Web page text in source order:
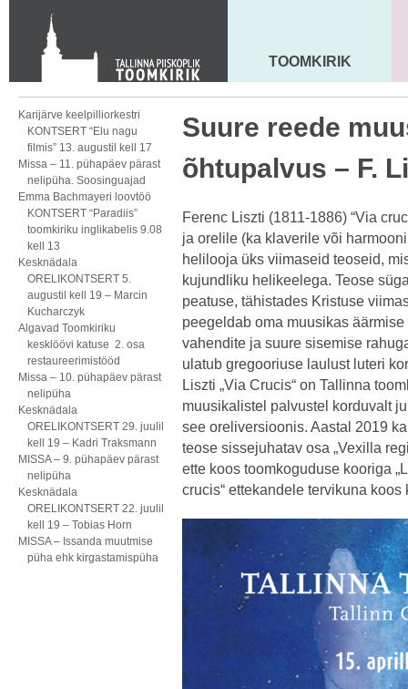
KONTAKT
Toom-Kooli 6, 10130 TALLINN
tallinna.toom@eelk.ee
MAARJA KIRIK
TOOMKIRIK
Karijärve keelpilliorkestri
KONTSERT “Elu nagu
filmis” 13. augustil kell 17
Missa – 11. pühapäev pärast
nelipüha. Soosinguajad
Emma Bachmayeri loovtöö
KONTSERT “Paradiis”
toomkiriku inglikabelis 9.08
kell 13
Kesknädala
ORELIKONTSERT 5.
augustil kell 19 – Marcin
Kucharczyk
Algavad Toomkiriku
kesklöövi katuse 2. osa
restaureerimistööd
Missa – 10. pühapäev pärast
nelipüha
Kesknädala
ORELIKONTSERT 29. juulil
kell 19 – Kadri Traksmann
MISSA – 9. pühapäev pärast
nelipüha
Kesknädala
ORELIKONTSERT 22. juulil
kell 19 – Tobias Horn
MISSA – Issanda muutmise
püha ehk kirgastamispüha
Suure reede
õhtupalvus – F.
Ferenc Liszti (1811-1886) “Via
ja orelile (ka klaverile või
helilooja üks viimaseid teoseid,
kujundliku helikeelega. Teose
peatuse, tähistades Kristuse
peegeldab oma muusikas
vahendite ja suure sisemise
ulatub gregooriuse laulust luteri
Liszti „Via Crucis“ on Tallinna
muusikalistel palvustel korduvalt
see oreliversioonis. Aastal 2019
teose sissejuhatav osa „Vexilla
ette koos toomkoguduse kooriga
crucis“ ettekandele tervikuna koos